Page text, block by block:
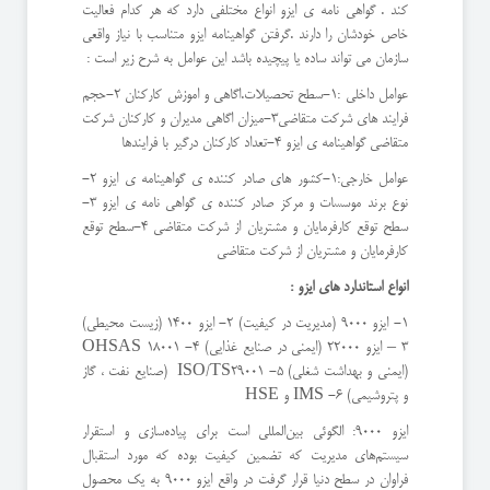
کند . گواهی نامه ی ایزو انواع مختلفی دارد که هر کدام فعالیت
خاص خودشان را دارند .گرفتن گواهینامه ایزو متناسب با نیاز واقعی
سازمان می تواند ساده یا پیچیده باشد این عوامل به شرح زیر است :
عوامل داخلی :1-سطح تحصیلات.اگاهی و اموزش کارکنان 2-حجم
فرایند های شرکت متقاضی3-میزان اگاهی مدیران و کارکنان شرکت
متقاضی گواهینامه ی ایزو 4-تعداد کارکنان درگیر با فرایندها
عوامل خارجی:1-کشور های صادر کننده ی گواهینامه ی ایزو 2-
نوع برند موسسات و مرکز صادر کننده ی گواهی نامه ی ایزو 3-
سطح توقع کارفرمایان و مشتریان از شرکت متقاضی 4-سطح توقع
کارفرمایان و مشتریان از شرکت متقاضی
انواع استاندارد های ایزو :
1- ایزو 9000 (مدیریت در کیفیت) 2- ایزو 1400 (زیست محیطی)
3 – ایزو 22000 (ایمنی در صنایع غذایی) 4- OHSAS 18001
(ایمنی و بهداشت شغلی) 5- ISO/TS29001 (صنایع نفت ، گاز
و پتروشیمی) 6- IMS و HSE
ایزو 9000: الگوئی بین‌المللی است برای پیاده‌سازی و استقرار
سیستم‌های مدیریت که تضمین کیفیت بوده که مورد استقبال
فراوان در سطح دنیا قرار گرفت در واقع ایزو 9000 به یک محصول